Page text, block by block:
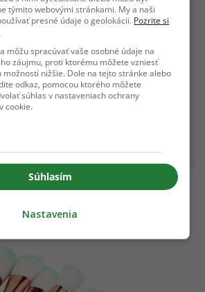
týmito webovými stránkami. My a naši
presné údaje o geolokácii. Pozrite si
môžu spracúvať vaše osobné údaje na
záujmu, proti ktorému môžete vzniesť
možností nižšie. Dole na tejto stránke alebo
odkaz, pomocou ktorého môžete
súhlas v nastaveniach ochrany
cookie.
Súhlasím
Nastavenia